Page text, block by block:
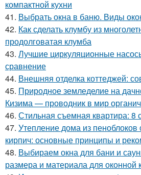
компактной кухни
41. Выбрать окна в баню. Виды
42. Как сделать клумбу из
продолговатая клумба
43. Лучшие циркуляционные
сравнение
44. Внешняя отделка коттеджей:
45. Природное земледелие на
Кизима — проводник в мир
46. Стильная съемная квартира: 8
47. Утепление дома из
кирпич: основные принципы и
48. Выбираем окна для бани и
размера и материала для оконной